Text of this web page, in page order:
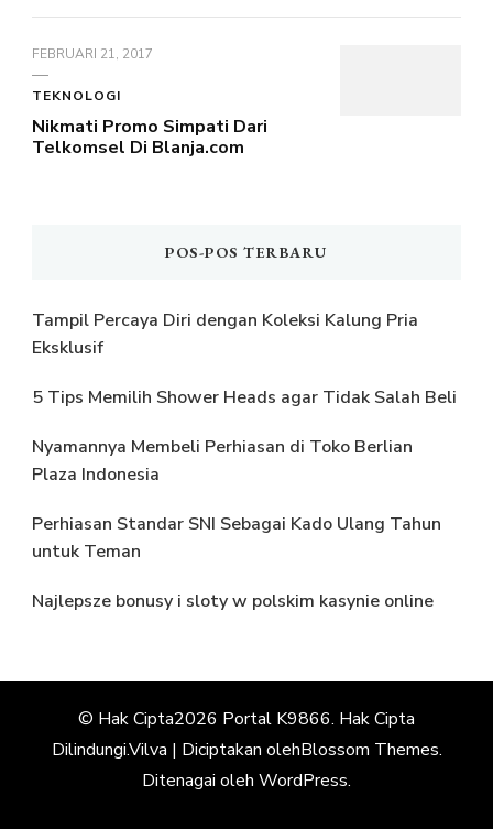
FEBRUARI 21, 2017
TEKNOLOGI
Nikmati Promo Simpati Dari
Telkomsel Di Blanja.com
POS-POS TERBARU
Tampil Percaya Diri dengan Koleksi Kalung Pria
Eksklusif
5 Tips Memilih Shower Heads agar Tidak Salah Beli
Nyamannya Membeli Perhiasan di Toko Berlian
Plaza Indonesia
Perhiasan Standar SNI Sebagai Kado Ulang Tahun
untuk Teman
Najlepsze bonusy i sloty w polskim kasynie online
© Hak Cipta2026 Portal K9866. Hak Cipta
Dilindungi.Vilva | Diciptakan olehBlossom Themes.
Ditenagai oleh WordPress.